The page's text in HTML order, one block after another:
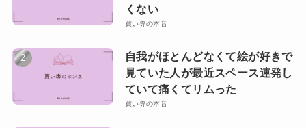
くない
買い専の本音
自我がほとんどなくて絵が好きで
見ていた人が最近スペース連発し
ていて痛くてリムった
買い専の本音